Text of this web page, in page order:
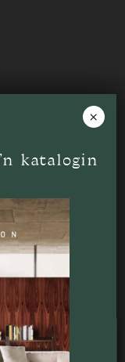
€
katalogin
×